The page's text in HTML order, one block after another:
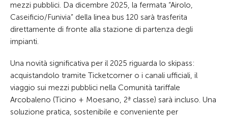
mezzi pubblici. Da dicembre 2025, la fermata “Airolo,
Caseificio/Funivia” della linea bus 120 sarà trasferita
direttamente di fronte alla stazione di partenza degli
impianti.
Una novità significativa per il 2025 riguarda lo skipass:
acquistandolo tramite Ticketcorner o i canali ufficiali, il
viaggio sui mezzi pubblici nella Comunità tariffale
Arcobaleno (Ticino + Moesano, 2ª classe) sarà incluso. Una
soluzione pratica, sostenibile e conveniente per